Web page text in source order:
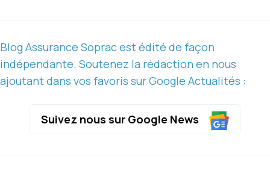
Blog Assurance Soprac est édité de façon
indépendante. Soutenez la rédaction en nous
ajoutant dans vos favoris sur Google Actualités :
Suivez nous sur Google News